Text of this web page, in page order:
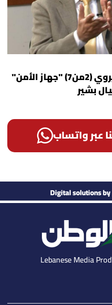
بالفيديو: أسعد شفتري يروي (2من7) "جهاز الأمن"
بشير
عبر واتساب
Digital solutions by